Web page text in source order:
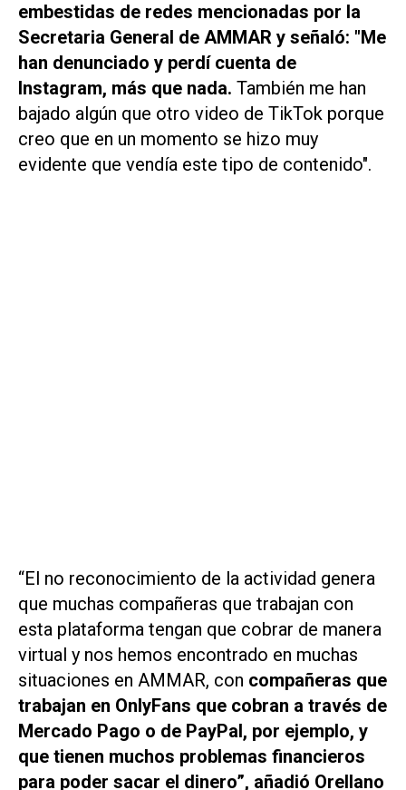
embestidas de redes mencionadas por la
Secretaria General de AMMAR y señaló: "Me
han denunciado y perdí cuenta de
Instagram, más que nada. También me han
bajado algún que otro video de TikTok porque
creo que en un momento se hizo muy
evidente que vendía este tipo de contenido".
“El no reconocimiento de la actividad genera
que muchas compañeras que trabajan con
esta plataforma tengan que cobrar de manera
virtual y nos hemos encontrado en muchas
situaciones en AMMAR, con compañeras que
trabajan en OnlyFans que cobran a través de
Mercado Pago o de PayPal, por ejemplo, y
que tienen muchos problemas financieros
para poder sacar el dinero”, añadió Orellano